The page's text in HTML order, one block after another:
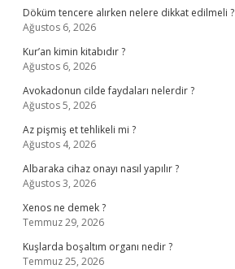
Döküm tencere alırken nelere dikkat edilmeli ?
Ağustos 6, 2026
Kur’an kimin kitabıdır ?
Ağustos 6, 2026
Avokadonun cilde faydaları nelerdir ?
Ağustos 5, 2026
Az pişmiş et tehlikeli mi ?
Ağustos 4, 2026
Albaraka cihaz onayı nasıl yapılır ?
Ağustos 3, 2026
Xenos ne demek ?
Temmuz 29, 2026
Kuşlarda boşaltım organı nedir ?
Temmuz 25, 2026